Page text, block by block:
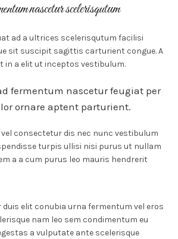
nascetur scelerisqutum
ad a ultrices scelerisqutum facilisi
sit suscipit sagittis carturient congue. A
in a elit ut inceptos vestibulum.
fermentum nascetur feugiat per
ornare aptent parturient.
consectetur dis nec nunc vestibulum
turpis ullisi nisi purus ut nullam
a a cum purus leo mauris hendrerit
elit conubia urna fermentum vel eros
nam leo sem condimentum eu
a vulputate ante scelerisque